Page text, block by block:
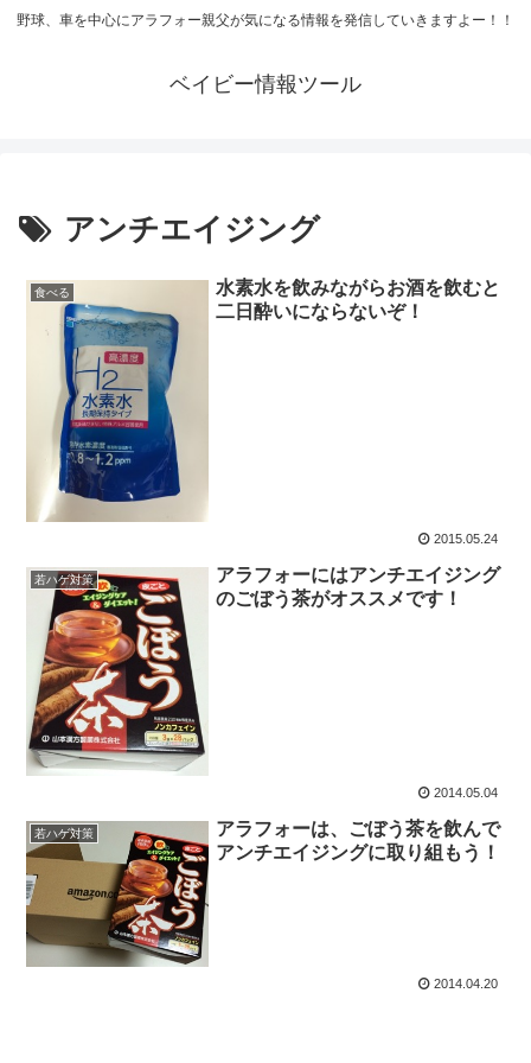
野球、車を中心にアラフォー親父が気になる情報を発信していきますよー！！
ベイビー情報ツール
アンチエイジング
食べる
水素水を飲みながらお酒を飲むと
二日酔いにならないぞ！
2015.05.24
若ハゲ対策
アラフォーにはアンチエイジング
のごぼう茶がオススメです！
2014.05.04
若ハゲ対策
アラフォーは、ごぼう茶を飲んで
アンチエイジングに取り組もう！
2014.04.20